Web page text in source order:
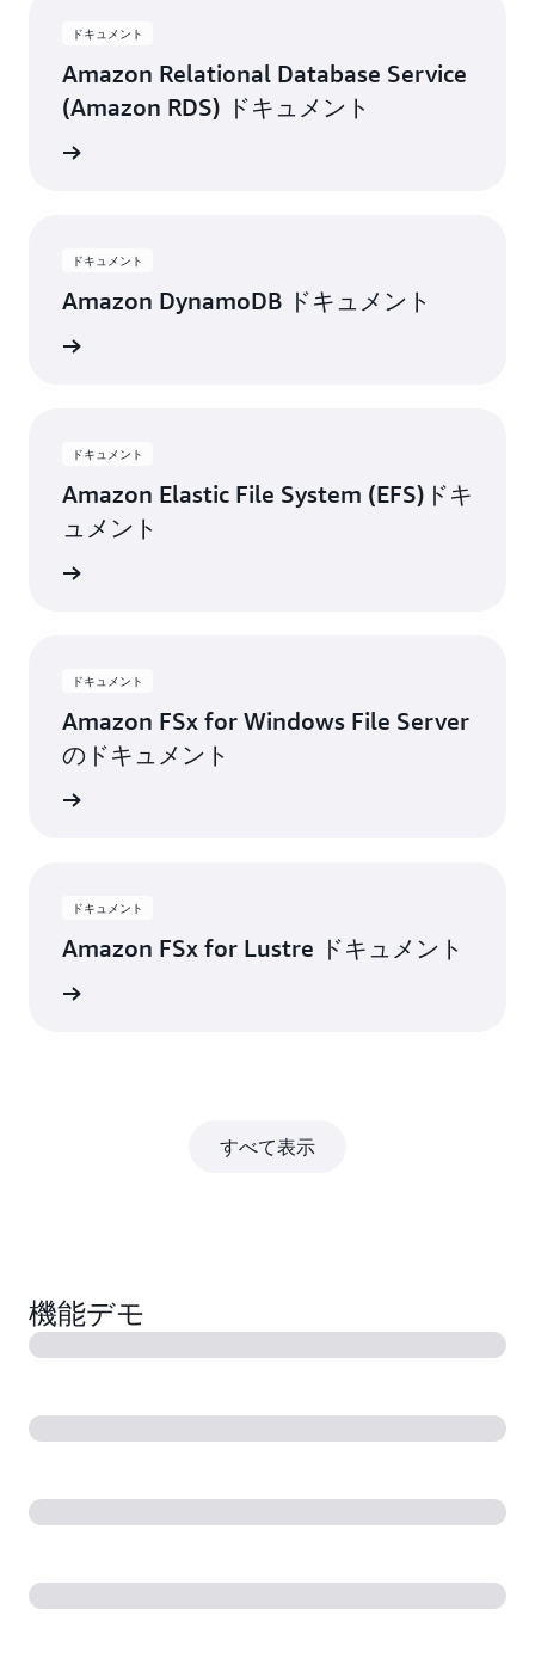
ドキュメント
Amazon Relational Database Service
(Amazon RDS) ドキュメント
ドキュメント
Amazon DynamoDB ドキュメント
ドキュメント
Amazon Elastic File System (EFS)ドキ
ュメント
ドキュメント
Amazon FSx for Windows File Server
のドキュメント
ドキュメント
Amazon FSx for Lustre ドキュメント
すべて表示
機能デモ